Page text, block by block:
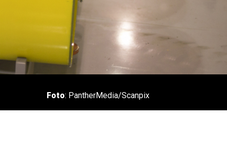
Foto: PantherMedia/Scanpix